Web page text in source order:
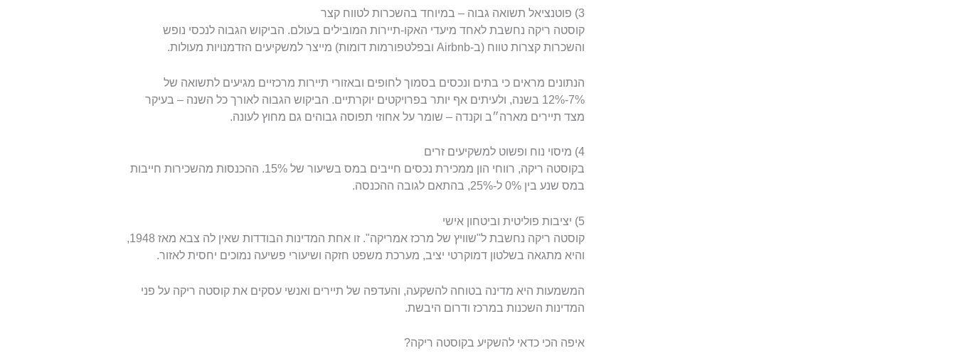
3) פוטנציאל תשואה גבוה – במיוחד בהשכרות לטווח קצר
קוסטה ריקה נחשבת לאחד מיעדי האקו-תיירות המובילים בעולם. הביקוש הגבוה לנכסי נופש
והשכרות קצרות טווח (ב-Airbnb ובפלטפורמות דומות) מייצר למשקיעים הזדמנויות מעולות.
הנתונים מראים כי בתים ונכסים בסמוך לחופים ובאזורי תיירות מרכזיים מגיעים לתשואה של
7%-12% בשנה, ולעיתים אף יותר בפרויקטים יוקרתיים. הביקוש הגבוה לאורך כל השנה – בעיקר
מצד תיירים מארה״ב וקנדה – שומר על אחוזי תפוסה גבוהים גם מחוץ לעונה.
4) מיסוי נוח ופשוט למשקיעים זרים
בקוסטה ריקה, רווחי הון ממכירת נכסים חייבים במס בשיעור של 15%. ההכנסות מהשכירות חייבות
במס שנע בין 0% ל-25%, בהתאם לגובה ההכנסה.
5) יציבות פוליטית וביטחון אישי
קוסטה ריקה נחשבת ל"שוויץ של מרכז אמריקה". זו אחת המדינות הבודדות שאין לה צבא מאז 1948,
והיא מתגאה בשלטון דמוקרטי יציב, מערכת משפט חזקה ושיעורי פשיעה נמוכים יחסית לאזור.
המשמעות היא מדינה בטוחה להשקעה, והעדפה של תיירים ואנשי עסקים את קוסטה ריקה על פני
המדינות השכנות במרכז ודרום היבשת.
איפה הכי כדאי להשקיע בקוסטה ריקה?